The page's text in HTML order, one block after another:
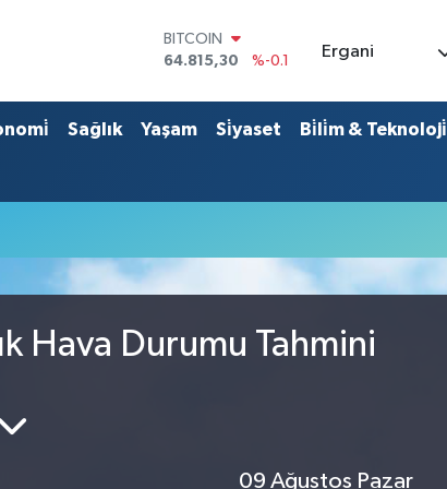
BITCOIN
64.815,30
%-0.1
47,7436
%0.18
EURO
BİST100
Ergani
Sağlık Yaşam Si̇yaset Bi̇li̇m & Teknoloji̇
Hava Durumu Tahmini
09 Ağustos Pazar